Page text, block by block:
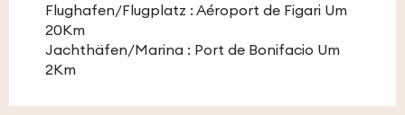
Flughafen/Flugplatz : Aéroport de Figari Um
20Km
Jachthäfen/Marina : Port de Bonifacio Um
2Km